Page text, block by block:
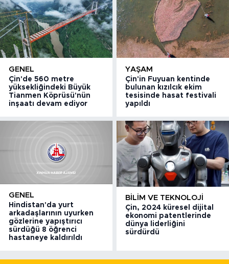
GENEL
Çin'de 560 metre
yüksekliğindeki Büyük
Tianmen Köprüsü'nün
inşaatı devam ediyor
YAŞAM
Çin'in Fuyuan kentinde
bulunan kızılcık ekim
tesisinde hasat festivali
yapıldı
GENEL
Hindistan'da yurt
arkadaşlarının uyurken
gözlerine yapıştırıcı
sürdüğü 8 öğrenci
hastaneye kaldırıldı
BILIM VE TEKNOLOJI
Çin, 2024 küresel dijital
ekonomi patentlerinde
dünya liderliğini
sürdürdü